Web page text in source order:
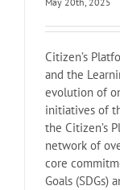
Citizen’s
and the
evolution of
initiatives of
the Citizen’s
network of
core
Goals (SDGs)